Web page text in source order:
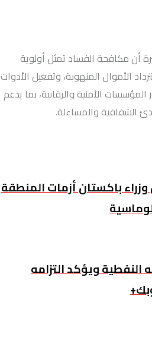
أن مكافحة الفساد تمثل أولوية
الأموال المنهوبة، وتفعيل الأدوات
المؤسسات الأمنية والرقابية، بما يدعم
الشفافية والمساءلة.
باكستان أزمات المنطقة
النفطية ويؤكد التزامه